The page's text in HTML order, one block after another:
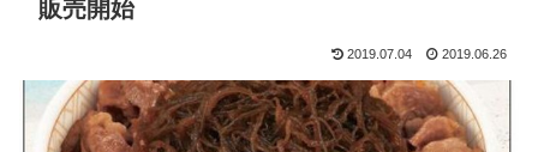
販売開始
2019.07.04 2019.06.26